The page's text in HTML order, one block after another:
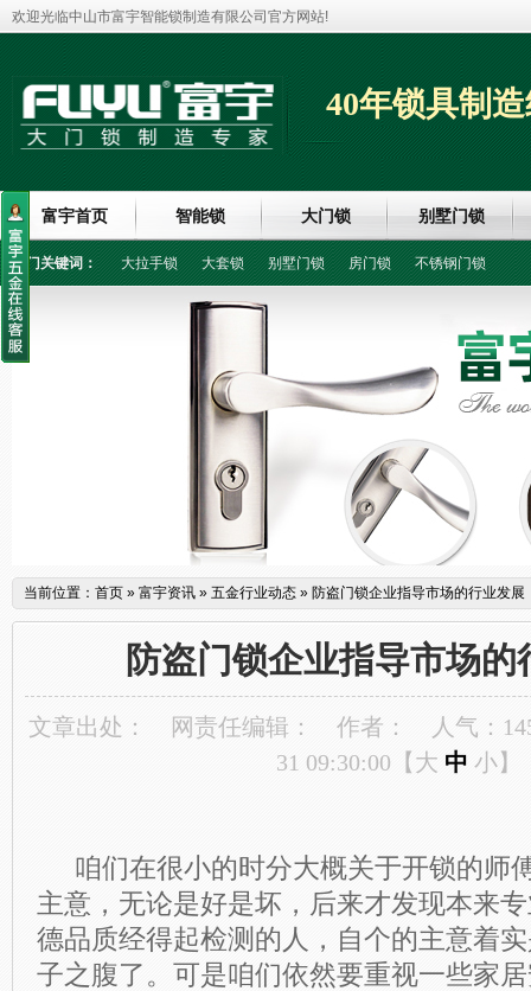
欢迎光临中山市富宇智能锁制造有限公司官方网站!
40年锁具制
富宇首页 智能锁 大门锁 别墅门锁
热门关键词： 大拉手锁 大套锁 别墅门锁 房门锁 不锈钢门锁
当前位置： 首页 » 富宇资讯 » 五金行业动态 » 防盗门锁企业指导市场的行业发展
防盗门锁企业指导市场的
文章出处： 网责任编辑： 作者： 人气：
31 09:30:00【大 中 小】
咱们在很小的时分大概关于开锁的师
主意，无论是好是坏，后来才发现本来
德品质经得起检测的人，自个的主意着
子之腹了。可是咱们依然要重视一些家